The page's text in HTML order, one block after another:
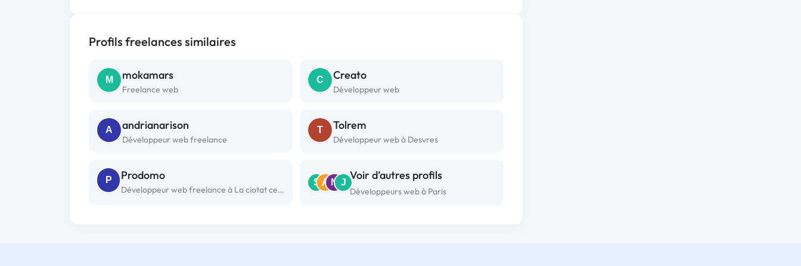
Profils freelances similaires
M mokamars
Freelance web
C Creato
Développeur web
A andrianarison
Développeur web freelance
T Tolrem
Développeur web à Desvres
P Prodomo
Développeur web freelance à La ciotat cedex
S A N J
Voir d’autres profils
Développeurs web à Paris